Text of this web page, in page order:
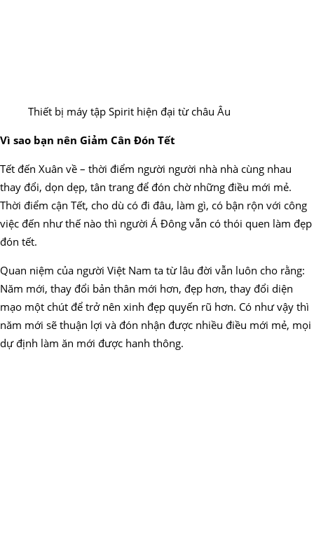
Thiết bị máy tập Spirit hiện đại từ châu Âu
Vì sao bạn nên Giảm Cân Đón Tết
Tết đến Xuân về – thời điểm người người nhà nhà cùng nhau
thay đổi, dọn dẹp, tân trang để đón chờ những điều mới mẻ.
Thời điểm cận Tết, cho dù có đi đâu, làm gì, có bận rộn với công
việc đến như thế nào thì người Á Đông vẫn có thói quen làm đẹp
đón tết.
Quan niệm của người Việt Nam ta từ lâu đời vẫn luôn cho rằng:
Năm mới, thay đổi bản thân mới hơn, đẹp hơn, thay đổi diện
mạo một chút để trở nên xinh đẹp quyến rũ hơn. Có như vậy thì
năm mới sẽ thuận lợi và đón nhận được nhiều điều mới mẻ, mọi
dự định làm ăn mới được hanh thông.